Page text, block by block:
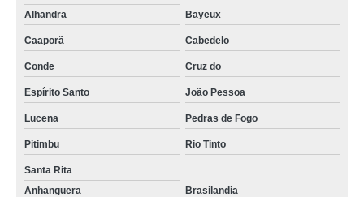
Alhandra
Bayeux
Caaporã Cabedelo
Conde Cruz do
Espírito Santo João Pessoa
Lucena Pedras de Fogo
Pitimbu Rio Tinto
Santa Rita
Anhanguera
Brasilandia